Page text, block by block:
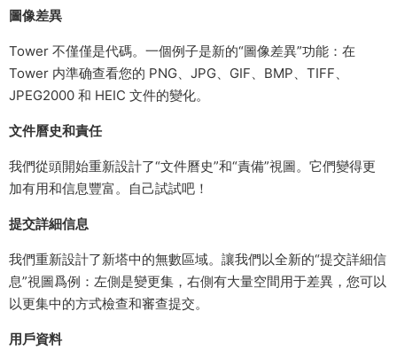
圖像差異
Tower 不僅僅是代碼。一個例子是新的“圖像差異”功能：在
Tower 内準确查看您的 PNG、JPG、GIF、BMP、TIFF、
JPEG2000 和 HEIC 文件的變化。
文件曆史和責任
我們從頭開始重新設計了“文件曆史”和“責備”視圖。它們變得更
加有用和信息豐富。自己試試吧！
提交詳細信息
我們重新設計了新塔中的無數區域。讓我們以全新的“提交詳細信
息”視圖爲例：左側是變更集，右側有大量空間用于差異，您可以
以更集中的方式檢查和審查提交。
用戶資料